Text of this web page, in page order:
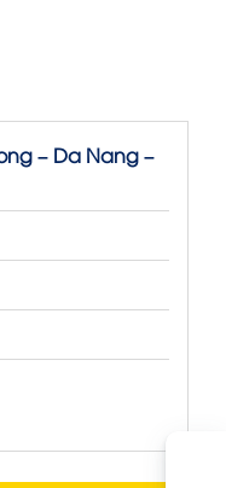
– Da Nang –